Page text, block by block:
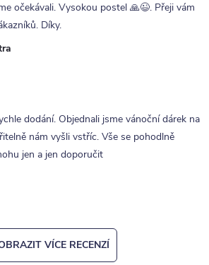
očekávali. Vysokou postel 🙏😉. Přeji vám
Díky.
dodání. Objednali jsme vánoční dárek na
nám vyšli vstříc. Vše se pohodlně
jen a jen doporučit
VÍCE RECENZÍ